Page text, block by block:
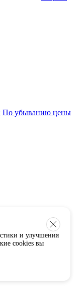
По убыванию цены
и улучшения
cookies вы